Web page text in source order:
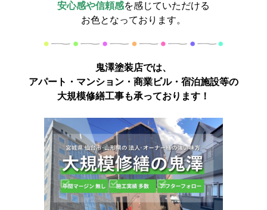
安心感や信頼感を感じていただける
お色となっております。
鬼澤塗装店では、
アパート・マンション・商業ビル・宿泊施設等の
大規模修繕工事も承っております！